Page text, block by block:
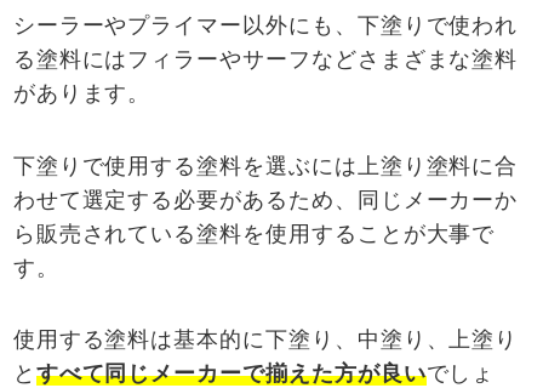
シーラーやプライマー以外にも、下塗りで使われ
る塗料にはフィラーやサーフなどさまざまな塗料
があります。
下塗りで使用する塗料を選ぶには上塗り塗料に合
わせて選定する必要があるため、同じメーカーか
ら販売されている塗料を使用することが大事で
す。
使用する塗料は基本的に下塗り、中塗り、上塗り
と すべて同じメーカーで揃えた方が良いでしょ